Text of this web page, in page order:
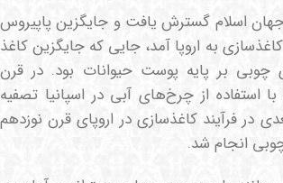
اسلام گسترش یافت و جایگزین پاپیروس
به اروپا آمد، جایی که جایگزین کاغذ
بر پایه پوست حیوانات بود. در قرن
استفاده از چرخ‌های آبی در اسپانیا تصفیه
در فرآیند کاغذسازی در اروپای قرن نوزدهم
انجام شد.